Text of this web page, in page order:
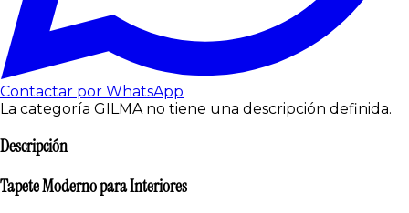
Contactar por WhatsApp
La categoría GILMA no tiene una descripción definida.
Descripción
Tapete Moderno para Interiores